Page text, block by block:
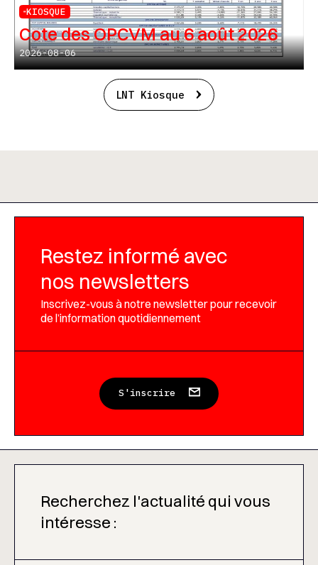
KIOSQUE
Cote des OPCVM au 6 août 2026
2026-08-06
LNT Kiosque
Restez informé avec
nos newsletters
Inscrivez-vous à notre newsletter pour recevoir
de l’information quotidiennement
S'inscrire
Recherchez l'actualité qui vous
intéresse :